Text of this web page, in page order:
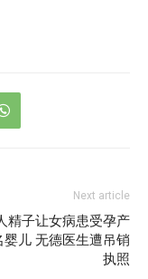
Next article
精子让女病患受孕产
婴儿 无德医生遭吊销
执照